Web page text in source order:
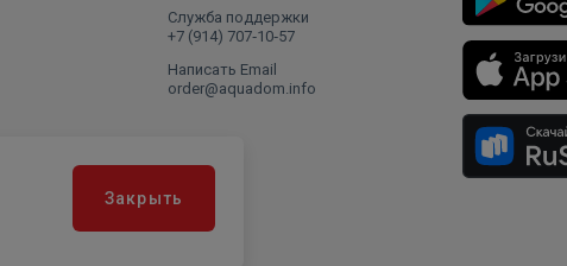
Служба поддержки
+7 (914) 707‑10‑57
Написать Email
order@aquadom.info
Закрыть